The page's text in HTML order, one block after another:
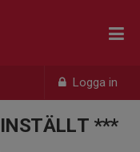
Logga in
***